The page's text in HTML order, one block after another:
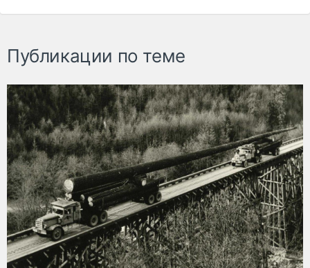
Публикации по теме